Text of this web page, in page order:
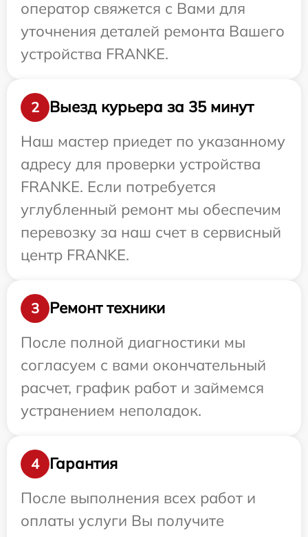
оператор свяжется с Вами для
уточнения деталей ремонта Вашего
устройства FRANKE.
2
Выезд курьера за 35 минут
Наш мастер приедет по указанному
адресу для проверки устройства
FRANKE. Если потребуется
углубленный ремонт мы обеспечим
перевозку за наш счет в сервисный
центр FRANKE.
3
Ремонт техники
После полной диагностики мы
согласуем с вами окончательный
расчет, график работ и займемся
устранением неполадок.
4
Гарантия
После выполнения всех работ и
оплаты услуги Вы получите